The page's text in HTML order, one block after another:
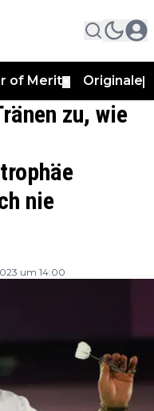
of Merit Originale
zu, wie
nie
um 14:00